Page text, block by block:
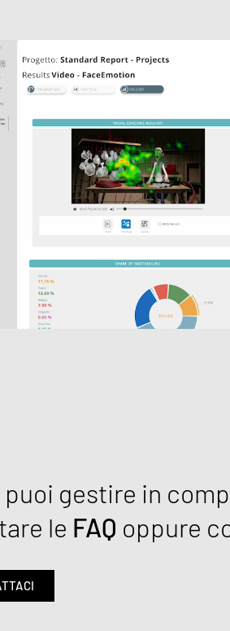
gestire in
le FAQ oppure